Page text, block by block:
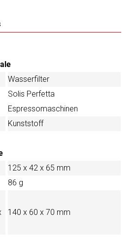
Wasserfilter
Solis Perfetta
Espressomaschinen
Kunststoff
125 x 42 x 65 mm
86 g
140 x 60 x 70 mm